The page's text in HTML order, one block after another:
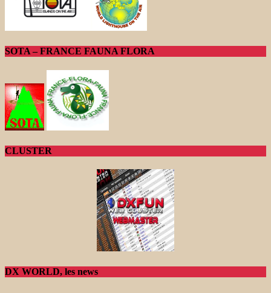
SOTA – FRANCE FAUNA FLORA
CLUSTER
DX WORLD, les news